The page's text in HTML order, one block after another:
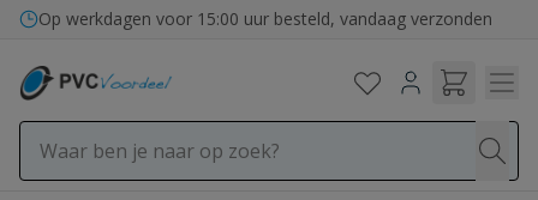
Ga naar de inhoud
Bezorging in binnen- en buitenland
Op werkdagen voor 15:00 uur besteld, vandaag verzonden